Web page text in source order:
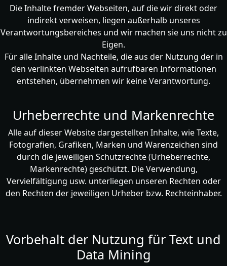
Die Inhalte fremder Webseiten, auf die wir direkt oder
indirekt verweisen, liegen außerhalb unseres
Verantwortungsbereiches und wir machen sie uns nicht zu
Eigen.
Für alle Inhalte und Nachteile, die aus der Nutzung der in
den verlinkten Webseiten aufrufbaren Informationen
entstehen, übernehmen wir keine Verantwortung.
Urheberrechte und Markenrechte
Alle auf dieser Website dargestellten Inhalte, wie Texte,
Fotografien, Grafiken, Marken und Warenzeichen sind
durch die jeweiligen Schutzrechte (Urheberrechte,
Markenrechte) geschützt. Die Verwendung,
Vervielfältigung usw. unterliegen unseren Rechten oder
den Rechten der jeweiligen Urheber bzw. Rechteinhaber.
Vorbehalt der Nutzung für Text und
Data Mining